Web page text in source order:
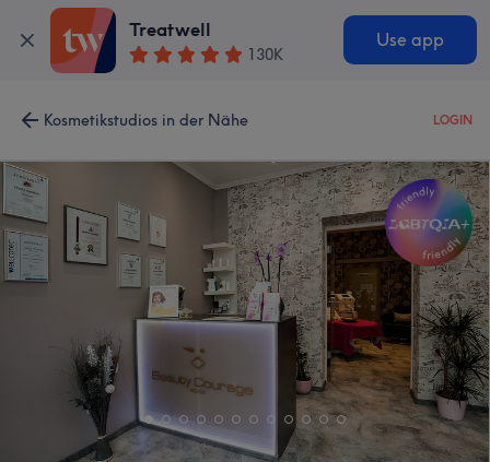
Treatwell
130K
Use app
Kosmetikstudios in der Nähe LOGIN